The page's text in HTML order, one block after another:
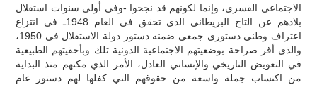
الاجتماعي القسري، وإنما لكونهم قد نجحوا -وفي أولى سنوات استقلال
بلادهم عن التاج البريطاني الذي تحقق في العام 1948ـ في انتزاع
اعتراف وطني دستوري جمعي ضمنه دستور دولة الاستقلال في 1950،
والذي أقر صراحة بوضعيتهم الاجتماعية الدونية تلك وبأحقيتهم الطبيعية
في التعويض التاريخي والإنساني العادل، الأمر الذي مكنهم منذ البداية
من اكتساب جملة واسعة من حقوقهم التي كفلها لهم دستور عام